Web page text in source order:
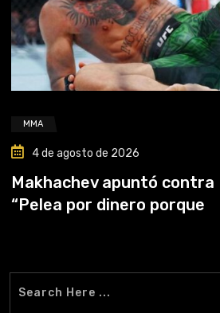
MMA
4 de agosto de 2026
Makhachev apuntó contra
“Pelea por dinero porque